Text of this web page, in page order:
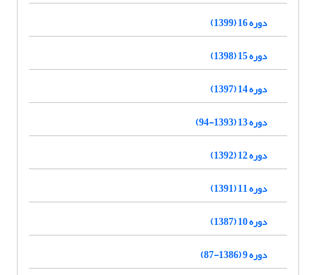
دوره 16 (1399)
دوره 15 (1398)
دوره 14 (1397)
دوره 13 (1393-94)
دوره 12 (1392)
دوره 11 (1391)
دوره 10 (1387)
دوره 9 (1386-87)